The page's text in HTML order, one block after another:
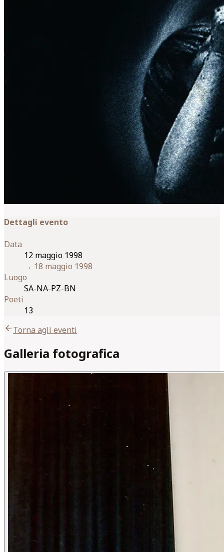
Dettagli evento
Data
12 maggio 1998
→ 18 maggio 1998
Luogo
SA-NA-PZ-BN
Poeti
13
arrow_backTorna agli eventi
Galleria fotografica